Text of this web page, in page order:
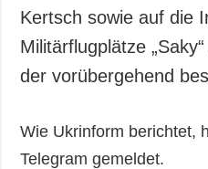
Kertsch sowie auf die
Militärflugplätze
der vorübergehend
Wie Ukrinform berichtet,
Telegram gemeldet.